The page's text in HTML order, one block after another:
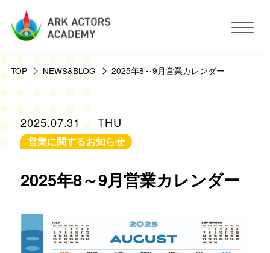
アークアクターズアカデミーについて
コース・予約方法・料金
講師紹介 お客様の声
TOP NEWS&BLOG 2025年8～9月営業カレンダー
2025.07.31 THU
営業に関するお知らせ
2025年8～9月営業カレンダー